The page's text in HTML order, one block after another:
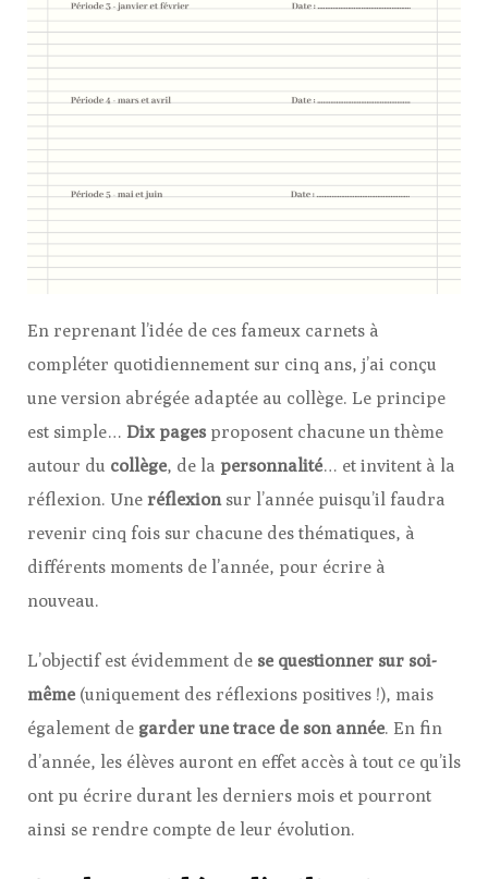
En reprenant l’idée de ces fameux carnets à
compléter quotidiennement sur cinq ans, j’ai conçu
une version abrégée adaptée au collège. Le principe
est simple… Dix pages proposent chacune un thème
autour du collège, de la personnalité… et invitent à la
réflexion. Une réflexionsur l’année puisqu’il faudra
revenir cinq fois sur chacune des thématiques, à
différents moments de l’année, pour écrire à
nouveau.
L’objectif est évidemment de se questionner sur soi-
même (uniquement des réflexions positives !), mais
également de garder une trace de son année. En fin
d’année, les élèves auront en effet accès à tout ce qu’ils
ont pu écrire durant les derniers mois et pourront
ainsi se rendre compte de leur évolution.